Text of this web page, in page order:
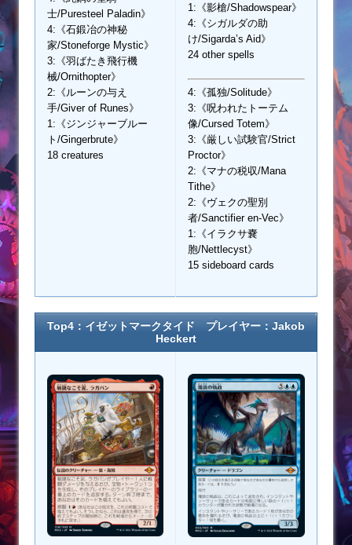
士/Puresteel Paladin》
4:《石鍛冶の神秘
家/Stoneforge Mystic》
3:《羽ばたき飛行機
械/Ornithopter》
2:《ルーンの与え
手/Giver of Runes》
1:《ジンジャーブルー
ト/Gingerbrute》
18 creatures
1:《影槍/Shadowspear》
4:《シガルダの助
け/Sigarda’s Aid》
24 other spells
4:《孤独/Solitude》
3:《呪われたトーテム
像/Cursed Totem》
3:《厳しい試験官/Strict
Proctor》
2:《マナの税収/Mana
Tithe》
2:《ヴェクの聖別
者/Sanctifier en-Vec》
1:《イラクサ嚢
胞/Nettlecyst》
15 sideboard cards
Top4：イゼットマークタイド プレイヤー：Jakob
Heckert